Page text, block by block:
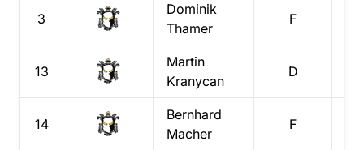
3
Dominik
Thamer
F
13
Martin
Kranycan
D
14
Bernhard
Macher
F